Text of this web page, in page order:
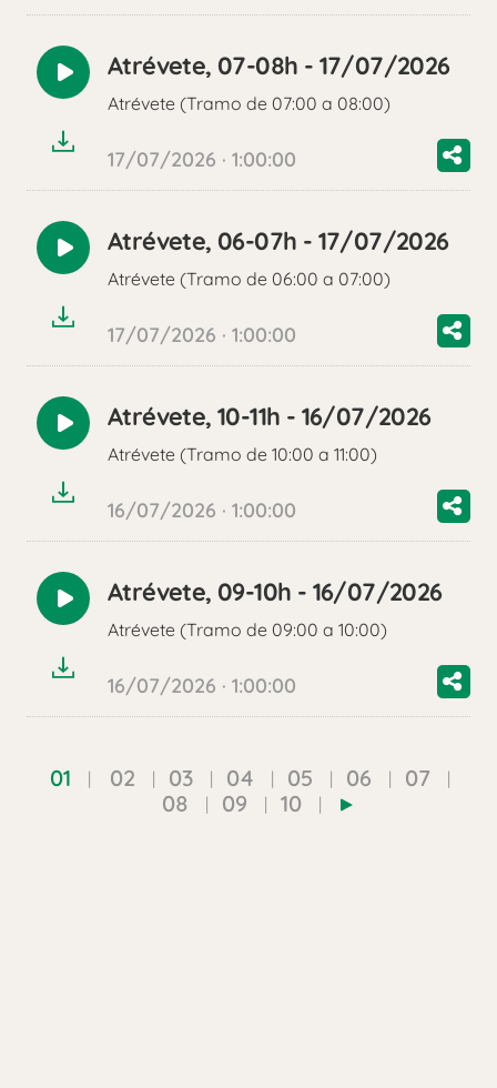
Reproducir
audio
Atrévete, 07-08h - 17/07/2026
Atrévete (Tramo de 07:00 a 08:00)
17/07/2026 · 1:00:00
Reproducir
audio
Atrévete, 06-07h - 17/07/2026
Atrévete (Tramo de 06:00 a 07:00)
17/07/2026 · 1:00:00
Reproducir
audio
Atrévete, 10-11h - 16/07/2026
Atrévete (Tramo de 10:00 a 11:00)
16/07/2026 · 1:00:00
Reproducir
audio
Atrévete, 09-10h - 16/07/2026
Atrévete (Tramo de 09:00 a 10:00)
16/07/2026 · 1:00:00
01 02 03 04 05 06
07
08
09 10